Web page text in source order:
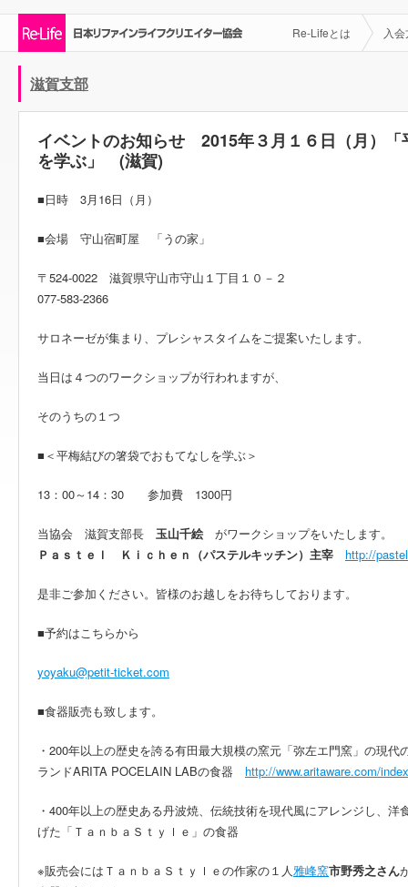
Re-Lifeとは 入
滋賀支部
イベントのお知らせ 2015年３月１６日（月）「
を学ぶ」 (滋賀)
■日時 3月16日（月）
■会場 守山宿町屋 「うの家」
〒524-0022 滋賀県守山市守山１丁目１０－２
077-583-2366
サロネーゼが集まり、プレシャスタイムをご提案いたします。
当日は４つのワークショップが行われますが、
そのうちの１つ
■＜平梅結びの箸袋でおもてなしを学ぶ＞
13：00～14：30 参加費 1300円
当協会 滋賀支部長 玉山千絵 がワークショップをいたします。
Ｐａｓｔｅｌ Ｋｉｃｈｅｎ（パステルキッチン）主宰
http://
是非ご参加ください。皆様のお越しをお待ちしております。
■予約はこちらから
yoyaku@petit-ticket.com
■食器販売も致します。
・200年以上の歴史を誇る有田最大規模の窯元「弥左エ門窯」の現
ランドARITA POCELAIN LABの食器 http://www.aritaware.com/
・400年以上の歴史ある丹波焼、伝統技術を現代風にアレンジし、
げた「ＴａｎｂａＳｔｙｌｅ」の食器
※販売会にはＴａｎｂａＳｔｙｌｅの作家の１人雅峰窯市野秀之さん